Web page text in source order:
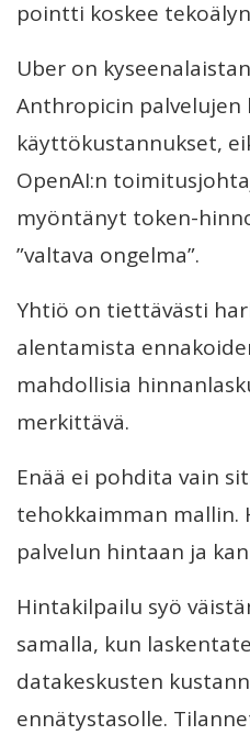
pointti koskee
Uber on
Anthropicin palvelujen
käyttökustannukset,
OpenAI:n
myöntänyt token-
”valtava ongelma”.
Yhtiö on tiettävästi
alentamista
mahdollisia
merkittävä.
Enää ei pohdita vain
tehokkaimman mallin.
palvelun hintaan ja
Hintakilpailu syö
samalla, kun
datakeskusten
ennätystasolle.